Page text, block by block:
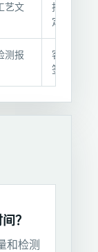
艺文
批量装配
定期报告
测报
客户抽检
签署验收
？
和检测